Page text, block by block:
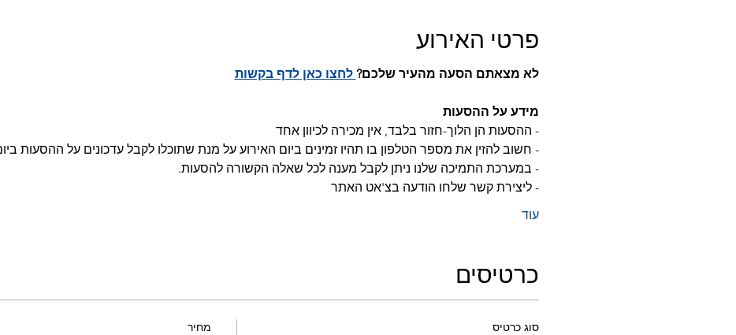
פרטי האירוע
לא מצאתם הסעה מהעיר שלכם? לחצו כאן לדף בקשות
מידע על ההסעות
- ההסעות הן הלוך-חזור בלבד, אין מכירה לכיוון אחד
- חשוב להזין את מספר הטלפון בו תהיו זמינים ביום האירוע על מנת שתוכלו לקבל עדכונים על ההסעות
- במערכת התמיכה שלנו ניתן לקבל מענה לכל שאלה הקשורה להסעות.
- ליצירת קשר שלחו הודעה בצ'אט האתר
עוד
כרטיסים
סוג כרטיס מחיר